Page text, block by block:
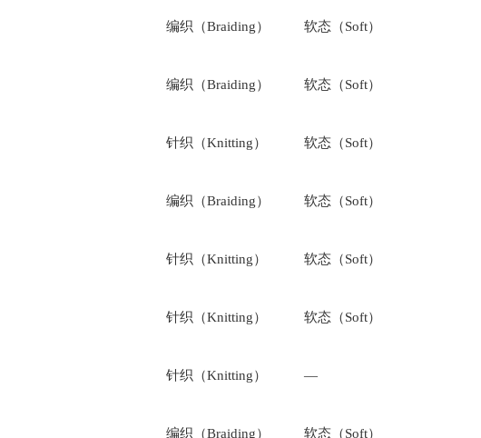
编织（Braiding） 软态（Soft）
编织（Braiding） 软态（Soft）
针织（Knitting） 软态（Soft）
编织（Braiding） 软态（Soft）
针织（Knitting） 软态（Soft）
针织（Knitting） 软态（Soft）
针织（Knitting） —
编织（Braiding） 软态（Soft）